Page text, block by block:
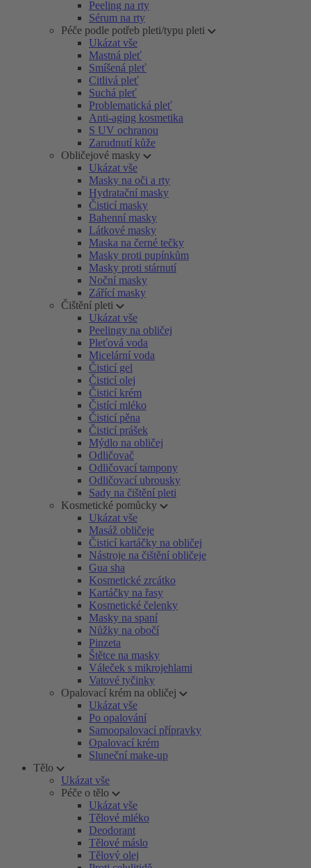
Peeling na rty
Sérum na rty
Péče podle potřeb pleti/typu pleti
Ukázat vše
Mastná pleť
Smíšená pleť
Citlivá pleť
Suchá pleť
Problematická pleť
Anti-aging kosmetika
S UV ochranou
Zarudnutí kůže
Obličejové masky
Ukázat vše
Masky na oči a rty
Hydratační masky
Čisticí masky
Bahenní masky
Látkové masky
Maska na černé tečky
Masky proti pupínkům
Masky proti stárnutí
Noční masky
Zářící masky
Čištění pleti
Ukázat vše
Peelingy na obličej
Pleťová voda
Micelární voda
Čisticí gel
Čisticí olej
Čisticí krém
Čistící mléko
Čisticí pěna
Čisticí prášek
Mýdlo na obličej
Odličovač
Odličovací tampony
Odličovací ubrousky
Sady na čištění pleti
Kosmetické pomůcky
Ukázat vše
Masáž obličeje
Čisticí kartáčky na obličej
Nástroje na čištění obličeje
Gua sha
Kosmetické zrcátko
Kartáčky na řasy
Kosmetické čelenky
Masky na spaní
Nůžky na obočí
Pinzeta
Štětce na masky
Váleček s mikrojehlami
Vatové tyčinky
Opalovací krém na obličej
Ukázat vše
Po opalování
Samoopalovací přípravky
Opalovací krém
Sluneční make-up
Tělo
Ukázat vše
Péče o tělo
Ukázat vše
Tělové mléko
Deodorant
Tělové máslo
Tělový olej